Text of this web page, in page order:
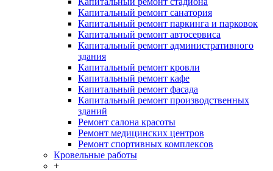
Капитальный ремонт санатория
Капитальный ремонт паркинга и парковок
Капитальный ремонт автосервиса
Капитальный ремонт административного
здания
Капитальный ремонт кровли
Капитальный ремонт кафе
Капитальный ремонт фасада
Капитальный ремонт производственных
зданий
Ремонт салона красоты
Ремонт медицинских центров
Ремонт спортивных комплексов
Кровельные работы
+